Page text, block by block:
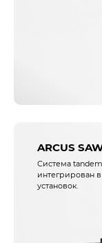
ARCUS
Система
интегрирован
установок.